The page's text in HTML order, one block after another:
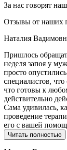
За нас говорят
Отзывы от наших
Наталия
Пришлось
неделя запоя у
просто
специалистов, что
что готовы к
действительно
Сама удивилась,
проведение
его с вашей
Читать полностью